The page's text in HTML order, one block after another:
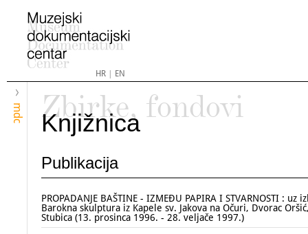
HR| EN
mdc
Zbirke, fondovi
Knjižnica
Publikacija
PROPADANJE BAŠTINE - IZMEĐU PAPIRA I STVARNOSTI : uz
Barokna skulptura iz Kapele sv. Jakova na Očuri, Dvorac
Stubica (13. prosinca 1996. - 28. veljače 1997.)